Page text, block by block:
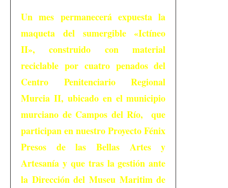
Un mes permanecerá expuesta la
maqueta del sumergible «Ictíneo
II», construido con material
reciclable por cuatro penados del
Centro Penitenciario Regional
Murcia II, ubicado en el municipio
murciano de Campos del Río, que
participan en nuestro Proyecto Fénix
Presos de las Bellas Artes y
Artesanía y que tras la gestión ante
la Dirección del Museu Maritim de